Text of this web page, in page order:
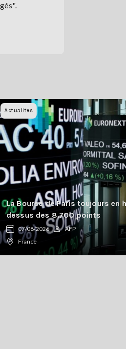
Actualites
La Bourse de Paris toujours en
dessus des 8.700 points
07/08/2026
AFP
France